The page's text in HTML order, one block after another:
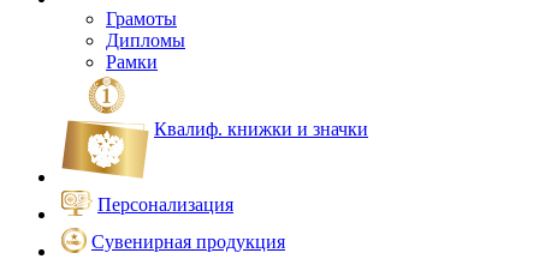
Грамоты
Дипломы
Рамки
Квалиф. книжки и значки
Персонализация
Сувенирная продукция